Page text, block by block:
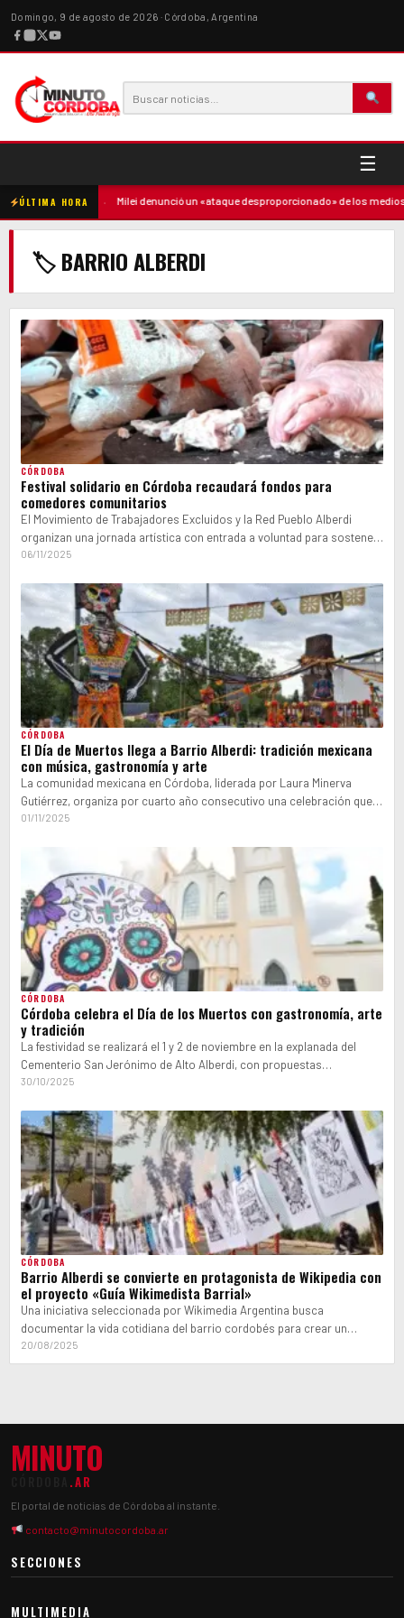
Domingo, 9 de agosto de 2026 · Córdoba, Argentina
☰
ÚLTIMA HORA
la madre · Milei denunció un «ataque desproporcionado» de los medios y
🏷 BARRIO ALBERDI
CÓRDOBA
Festival solidario en Córdoba recaudará fondos para
comedores comunitarios
El Movimiento de Trabajadores Excluidos y la Red Pueblo Alberdi
organizan una jornada artística con entrada a voluntad para sostener
espacios que…
06/11/2025
CÓRDOBA
El Día de Muertos llega a Barrio Alberdi: tradición mexicana
con música, gastronomía y arte
La comunidad mexicana en Córdoba, liderada por Laura Minerva
Gutiérrez, organiza por cuarto año consecutivo una celebración que
reúne a distintas colectividades…
01/11/2025
CÓRDOBA
Córdoba celebra el Día de los Muertos con gastronomía, arte
y tradición
La festividad se realizará el 1 y 2 de noviembre en la explanada del
Cementerio San Jerónimo de Alto Alberdi, con propuestas…
30/10/2025
CÓRDOBA
Barrio Alberdi se convierte en protagonista de Wikipedia con
el proyecto «Guía Wikimedista Barrial»
Una iniciativa seleccionada por Wikimedia Argentina busca
documentar la vida cotidiana del barrio cordobés para crear un
archivo fotográfico de acceso libre.…
20/08/2025
MINUTO
.AR
El portal de noticias de Córdoba al instante.
contacto@minutocordoba.ar
SECCIONES
MULTIMEDIA